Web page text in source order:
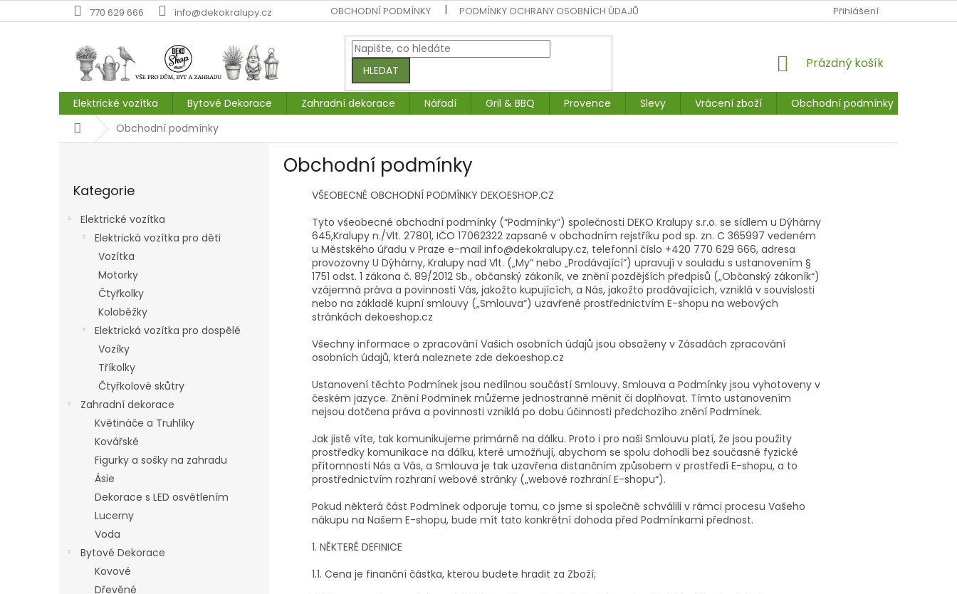
na
770 629 666 info@dekokralupy.cz OBCHODNÍ PODMÍNKY PODMÍNKY OCHRANY OSOBNÍCH ÚDAJŮ MOJE OBJEDNÁVKA
Přihlášení
HLEDAT
NÁKUPNÍ
Prázdný košík
Elektrické vozítka Bytové Dekorace Zahradní dekorace Nářadí Gril & BBQ Provence Slevy Vrácení zboží Obchodní podmínky
DomůObchodní podmínky
kategorie
Kategorie
Elektrické vozítka
Elektrická vozítka pro děti
Vozítka
Motorky
Čtyřkolky
Koloběžky
Elektrická vozítka pro dospělé
Vozíky
Tříkolky
Čtyřkolové skůtry
Zahradní dekorace
Květináče a Truhlíky
Kovářské
Figurky a sošky na zahradu
Ásie
Dekorace s LED osvětlením
Lucerny
Voda
Bytové Dekorace
Kovové
Dřevěné
Obchodní podmínky
VŠEOBECNÉ OBCHODNÍ PODMÍNKY DEKOESHOP.CZ
Tyto všeobecné obchodní podmínky (“Podmínky”) společnosti DEKO Kralupy s.r.o. se sídlem u Dýhárny
645,Kralupy n./Vlt. 27801, IČO 17062322 zapsané v obchodním rejstříku pod sp. zn. C 365997 vedeném
u Městského úřadu v Praze e-mail info@dekokralupy.cz, telefonní číslo +420 770 629 666, adresa
provozovny U Dýhárny, Kralupy nad Vlt. („My” nebo „Prodávající”) upravují v souladu s ustanovením §
1751 odst. 1 zákona č. 89/2012 Sb., občanský zákoník, ve znění pozdějších předpisů („Občanský zákoník“)
vzájemná práva a povinnosti Vás, jakožto kupujících, a Nás, jakožto prodávajících, vzniklá v souvislosti
nebo na základě kupní smlouvy („Smlouva“) uzavřené prostřednictvím E-shopu na webových
stránkách dekoeshop.cz
Všechny informace o zpracování Vašich osobních údajů jsou obsaženy v Zásadách zpracování
osobních údajů, která naleznete zde dekoeshop.cz
Ustanovení těchto Podmínek jsou nedílnou součástí Smlouvy. Smlouva a Podmínky jsou vyhotoveny v
českém jazyce. Znění Podmínek můžeme jednostranně měnit či doplňovat. Tímto ustanovením
nejsou dotčena práva a povinnosti vzniklá po dobu účinnosti předchozího znění Podmínek.
Jak jistě víte, tak komunikujeme primárně na dálku. Proto i pro naši Smlouvu platí, že jsou použity
prostředky komunikace na dálku, které umožňují, abychom se spolu dohodli bez současné fyzické
přítomnosti Nás a Vás, a Smlouva je tak uzavřena distančním způsobem v prostředí E-shopu, a to
prostřednictvím rozhraní webové stránky („webové rozhraní E-shopu“).
Pokud některá část Podmínek odporuje tomu, co jsme si společně schválili v rámci procesu Vašeho
nákupu na Našem E-shopu, bude mít tato konkrétní dohoda před Podmínkami přednost.
1. NĚKTERÉ DEFINICE
1.1. Cena je finanční částka, kterou budete hradit za Zboží;